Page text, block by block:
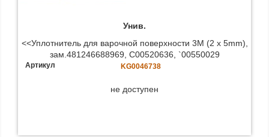
Унив.
<<Уплотнитель для варочной поверхности 3M (2 x 5mm),
зам.481246688969, C00520636, `00550029
Артикул KG0046738
не доступен